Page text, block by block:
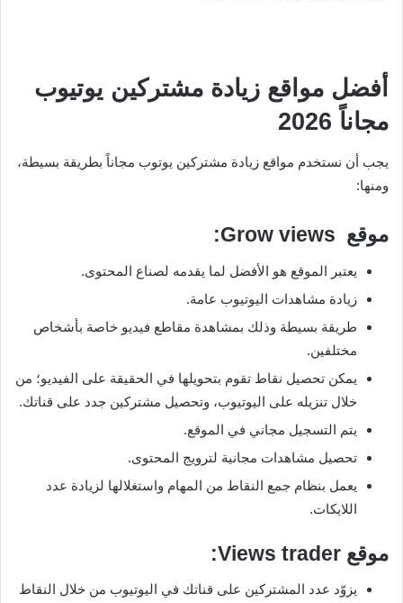
أفضل مواقع زيادة مشتركين يوتيوب
مجاناً 2026
يجب أن نستخدم مواقع زيادة مشتركين يوتوب مجاناً بطريقة بسيطة،
ومنها:
موقع Grow views:
يعتبر الموقع هو الأفضل لما يقدمه لصناع المحتوى.
زيادة مشاهدات اليوتيوب عامة.
طريقة بسيطة وذلك بمشاهدة مقاطع فيديو خاصة بأشخاص
مختلفين.
يمكن تحصيل نقاط تقوم بتحويلها في الحقيقة على الفيديو؛ من
خلال تنزيله على اليوتيوب، وتحصيل مشتركين جدد على قناتك.
يتم التسجيل مجاني في الموقع.
تحصيل مشاهدات مجانية لترويج المحتوى.
يعمل بنظام جمع النقاط من المهام واستغلالها لزيادة عدد
اللايكات.
موقع Views trader
:
يزوّد عدد المشتركين على قناتك في اليوتيوب من خلال النقاط